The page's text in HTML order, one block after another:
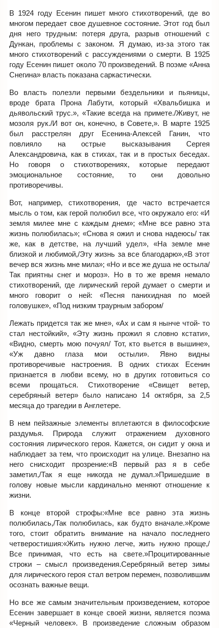
В 1924 году Есенин пишет много стихотворений, где во
многом передает свое душевное состояние. Этот год был
дня него трудным: потеря друга, разрыв отношений с
Дункан, проблемы с законом. Я думаю, из-за этого так
много стихотворений с рассуждениями о смерти. В 1925
году Есенин пишет около 70 произведений. В поэме «Анна
Снегина» власть показана саркастически.
Во власть полезли первыми бездельники и пьяницы,
вроде брата Прона Лабути, который «Хвальбишка и
дьявольский трус.», «Такие всегда на примете./Живут, не
мозоля рук./И вот он, конечно, в Совете,». В марте 1925
был расстрелян друг Есенина-Алексей Ганин, что
повлияло на острые высказывания Сергея
Александровича, как в стихах, так и в простых беседах.
Но говоря о стихотворениях, которые передают
эмоциональное состояние, то они довольно
противоречивы.
Вот, например, стихотворения, где часто встречается
мысль о том, как герой полюбил все, что окружало его: «И
земля милее мне с каждым днем»; «Мне все равно эта
жизнь полюбилась»; «Снова я ожил и снова надеюсь/ так
же, как в детстве, на лучший удел», «На земле мне
близкой и любимой,/Эту жизнь за все благодарю»,«В этот
вечер вся жизнь мне мила»; «Но и все же душа не остыла/
Так приятны снег и мороз». Но в то же время немало
стихотворений, где лирический герой думает о смерти и
много говорит о ней: «Песня панихидная по моей
головушке», «Под низким траурным забором/
Лежать придется так же мне», «Ах и сам я нынче чтой- то
стал нестойкий», «Эту жизнь прожил я словно кстати»,
«Видно, смерть мою почуял/ Тот, кто вьется в вышине»,
«Уж давно глаза мои остыли». Явно видны
противоречивые настроения. В одних стихах Есенин
признается в любви всему, но в других готовиться со
всеми прощаться. Стихотворение «Свищет ветер,
серебряный ветер» было написано 14 октября, за 2,5
месяца до трагедии в Англетере.
В нем пейзажные элементы вплетаются в философские
раздумья. Природа служит отражением духовного
состояния лирического героя. Кажется, он сидит у окна и
наблюдает за тем, что происходит на улице. Внезапно на
него снисходит прозрение:«В первый раз я в себе
заметил,/Так я еще никогда не думал.»Пришедшие в
голову новые мысли кардинально меняют отношение к
жизни.
В конце второй строфы:«Мне все равно эта жизнь
полюбилась,/Так полюбилась, как будто вначале.»Кроме
того, стоит обратить внимание на начало последнего
четверостишия:«Жить нужно легче, жить нужно проще,/
Все принимая, что есть на свете.»Процитированные
строки – смысл произведения.Серебряный ветер зимы
для лирического героя стал ветром перемен, позволившим
осознать важные вещи.
Но все же самым значительным произведением, которое
Есенин завершает в конце своей жизни, является поэма
«Черный человек». В произведение сложным образом